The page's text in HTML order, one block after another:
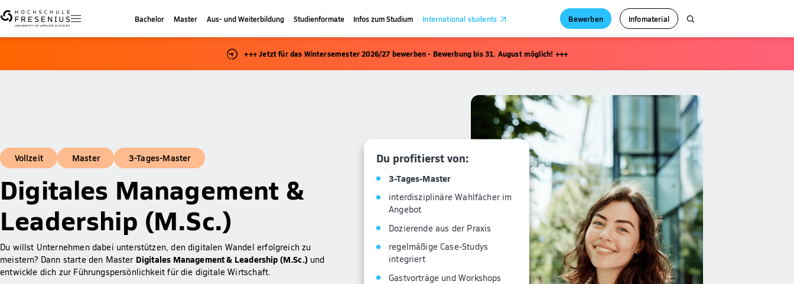
Bachelor Master Aus- und Weiterbildung Studienformate Infos zum Studium International students Bewerben Infomaterial
+++ Jetzt für das Wintersemester 2026/27 bewerben - Bewerbung bis 31. August möglich! +++
Vollzeit Master 3-Tages-Master
Digitales Management &
Leadership (M.Sc.)
Du willst Unternehmen dabei unterstützen, den digitalen Wandel erfolgreich zu
meistern? Dann starte den Master Digitales Management & Leadership (M.Sc.)und
entwickle dich zur Führungspersönlichkeit für die digitale Wirtschaft.
Du profitierst von:
3-Tages-Master
interdisziplinäre Wahlfächer im
Angebot
Dozierende aus der Praxis
regelmäßige Case-Studys
integriert
Gastvorträge und Workshops